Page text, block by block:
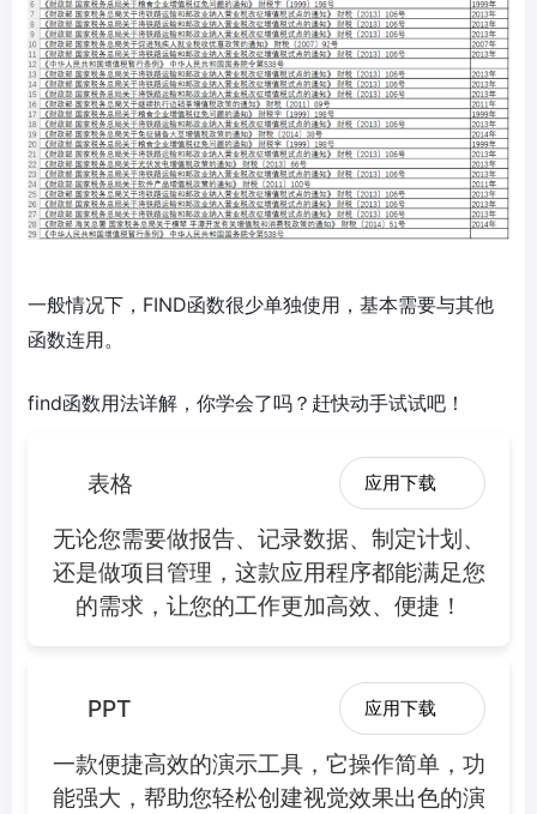
一般情况下，FIND函数很少单独使用，基本需要与其他
函数连用。
find函数用法详解，你学会了吗？赶快动手试试吧！
表格 应用下载
无论您需要做报告、记录数据、制定计划、
还是做项目管理，这款应用程序都能满足您
的需求，让您的工作更加高效、便捷！
PPT 应用下载
一款便捷高效的演示工具，它操作简单，功
能强大，帮助您轻松创建视觉效果出色的演